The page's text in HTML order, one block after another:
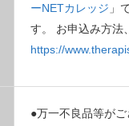
ーNETカレッジ 」
す。 お申込み方法
https://
●万一不良品等が